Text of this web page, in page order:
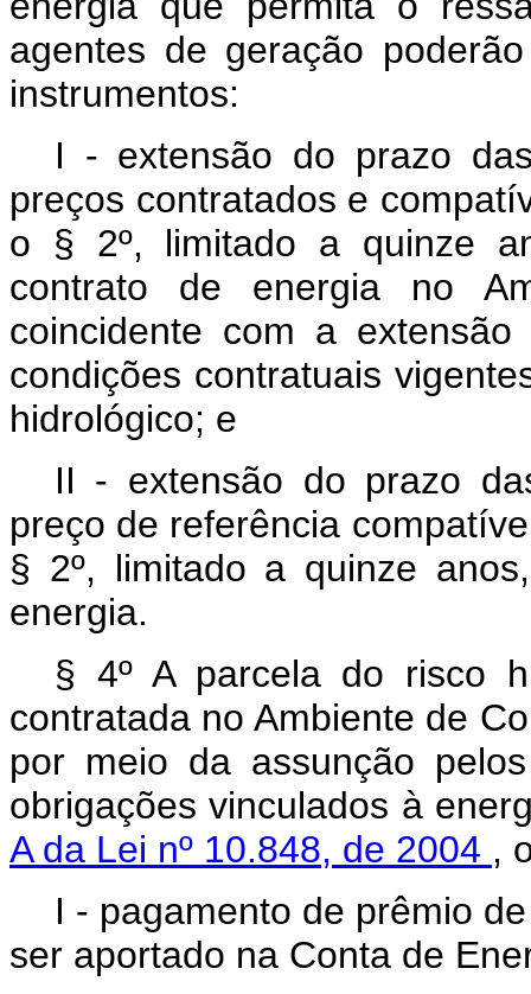
agentes de geração
instrumentos:
I - extensão do prazo
preços contratados e
o § 2º, limitado a quinze
contrato de energia no
coincidente com a
condições contratuais
hidrológico; e
II - extensão do prazo
preço de referência
§ 2º, limitado a quinze
energia.
§ 4º A parcela do risco
contratada no Ambiente de
por meio da assunção
obrigações vinculados à
A da Lei nº 10.848, de 2004 ,
I - pagamento de prêmio
ser aportado na Conta de